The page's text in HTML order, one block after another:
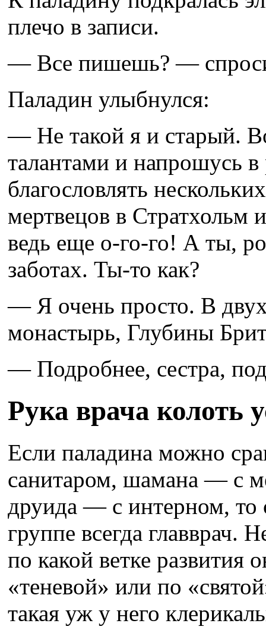
плечо в записи.
— Все пишешь? —
Паладин улыбнулся:
— Не такой я и старый.
талантами и напрошусь
благословлять
мертвецов в
ведь еще о-го-го! А ты,
заботах. Ты-то как?
— Я очень просто. В
монастырь, Глубины
— Подробнее, сестра,
Рука врача колоть
Если паладина можно
санитаром, шамана — с
друида — с интерном, то
группе всегда главврач.
по какой ветке
«теневой» или по
такая уж у него